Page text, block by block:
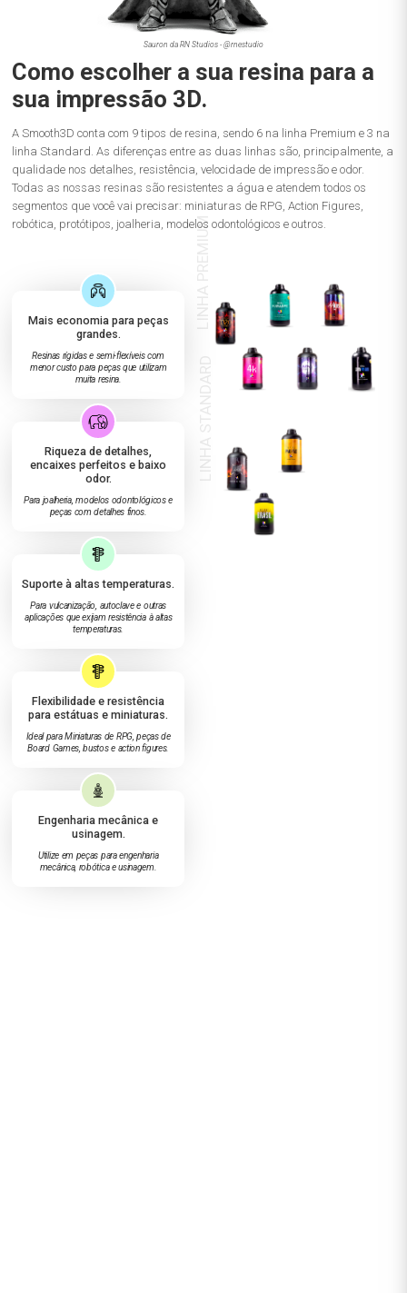
Sauron da RN Studios - @rnestudio
Como escolher a sua resina para a
sua impressão 3D.
A Smooth3D conta com 9 tipos de resina, sendo 6 na linha Premium e 3 na
linha Standard. As diferenças entre as duas linhas são, principalmente, a
qualidade nos detalhes, resistência, velocidade de impressão e odor.
Todas as nossas resinas são resistentes a água e atendem todos os
segmentos que você vai precisar: miniaturas de RPG, Action Figures,
robótica, protótipos, joalheria, modelos odontológicos e outros.
Mais economia para peças
grandes.
Resinas rígidas e semi-flexíveis com
menor custo para peças que utilizam
muita resina.
Riqueza de detalhes,
encaixes perfeitos e baixo
odor.
Para joalheria, modelos odontológicos e
peças com detalhes finos.
Suporte à altas temperaturas.
Para vulcanização, autoclave e outras
aplicações que exijam resistência à altas
temperaturas.
Flexibilidade e resistência
para estátuas e miniaturas.
Ideal para Miniaturas de RPG, peças de
Board Games, bustos e action figures.
Engenharia mecânica e
usinagem.
Utilize em peças para engenharia
mecânica, robótica e usinagem.